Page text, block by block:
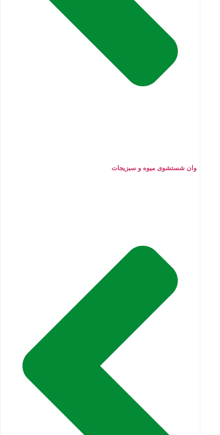
وان شستشوی میوه و سبزیجات